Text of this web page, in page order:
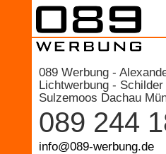
089 Werbung -
Lichtwerbung -
Sulzemoos Dachau
089 244
info@089-werbung.de